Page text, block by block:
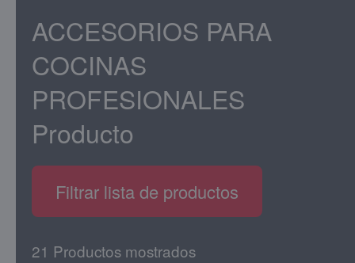
ACCESORIOS PARA
COCINAS
PROFESIONALES
Producto
Filtrar lista de productos
21 Productos mostrados